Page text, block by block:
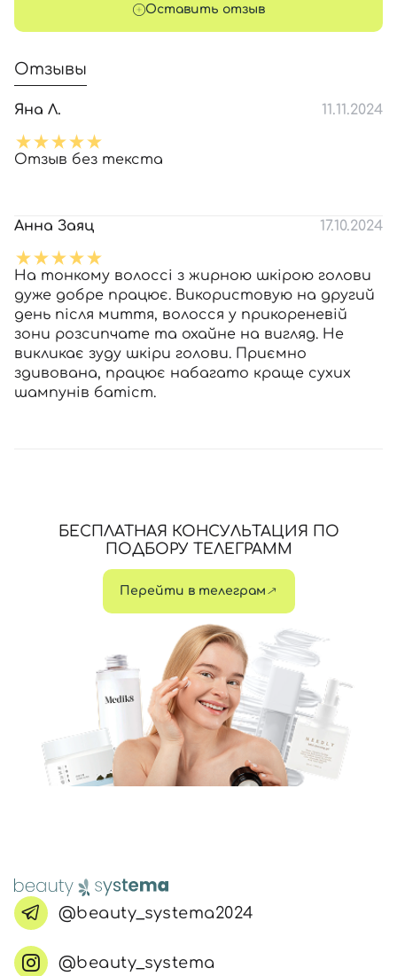
Оставить отзыв
Отзывы
Яна Л. 11.11.2024
Отзыв без текста
Анна Заяц 17.10.2024
На тонкому волоссі з жирною шкірою голови
дуже добре працює. Використовую на другий
день після миття, волосся у прикореневій
зони розсипчате та охайне на вигляд. Не
викликає зуду шкіри голови. Приємно
здивована, працює набагато краще сухих
шампунів батіст.
БЕСПЛАТНАЯ КОНСУЛЬТАЦИЯ ПО
ПОДБОРУ ТЕЛЕГРАММ
Перейти в телеграм
@beauty_systema2024
@beauty_systema